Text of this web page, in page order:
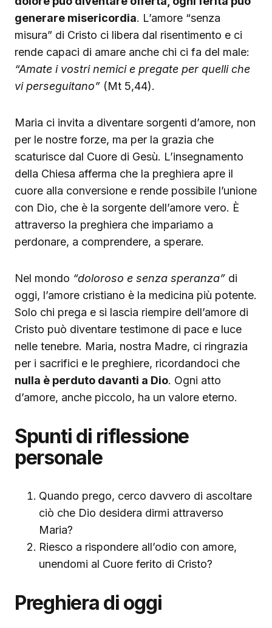
generare misericordia. L’amore “senza
misura” di Cristo ci libera dal risentimento e ci
rende capaci di amare anche chi ci fa del male:
“Amate i vostri nemici e pregate per quelli che
vi perseguitano” (Mt 5,44).
Maria ci invita a diventare sorgenti d’amore, non
per le nostre forze, ma per la grazia che
scaturisce dal Cuore di Gesù. L’insegnamento
della Chiesa afferma che la preghiera apre il
cuore alla conversione e rende possibile l’unione
con Dio, che è la sorgente dell’amore vero. È
attraverso la preghiera che impariamo a
perdonare, a comprendere, a sperare.
Nel mondo “doloroso e senza speranza” di
oggi, l’amore cristiano è la medicina più potente.
Solo chi prega e si lascia riempire dell’amore di
Cristo può diventare testimone di pace e luce
nelle tenebre. Maria, nostra Madre, ci ringrazia
per i sacrifici e le preghiere, ricordandoci che
nulla è perduto davanti a Dio. Ogni atto
d’amore, anche piccolo, ha un valore eterno.
Spunti di riflessione
personale
Quando prego, cerco davvero di ascoltare
ciò che Dio desidera dirmi attraverso
Maria?
Riesco a rispondere all’odio con amore,
unendomi al Cuore ferito di Cristo?
Preghiera di oggi